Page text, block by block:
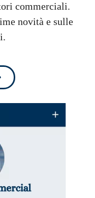
commerciali.
novità e sulle